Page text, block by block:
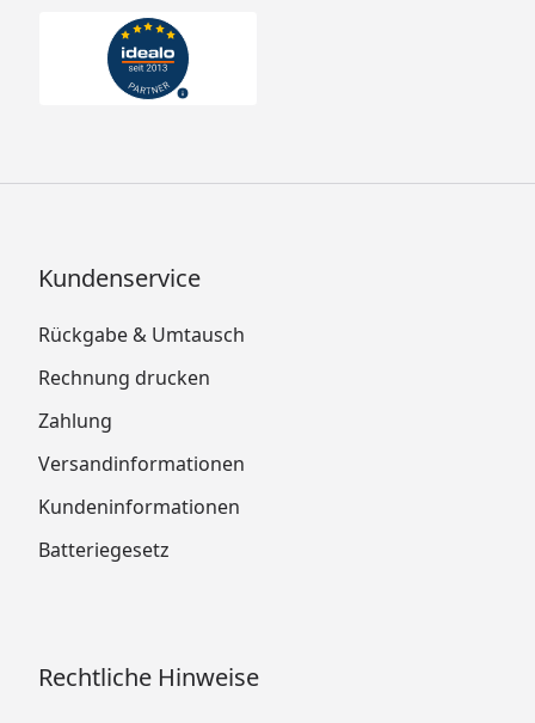
Kundenservice
Rückgabe & Umtausch
Rechnung drucken
Zahlung
Versandinformationen
Kundeninformationen
Batteriegesetz
Rechtliche Hinweise